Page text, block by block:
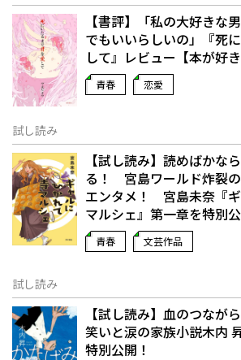
【書評】「私の大好きな
でもいいらしいの」――『死
して』レビュー【本が好
青春 恋愛
試し読み
【試し読み】読めばかな
る！ 宮島ワールド炸裂
エンタメ！ 宮島未奈『
マルシェ』第一章を特別公
青春 文芸作品
試し読み
【試し読み】血のつなが
笑いと涙の家族小説――木内
特別公開！